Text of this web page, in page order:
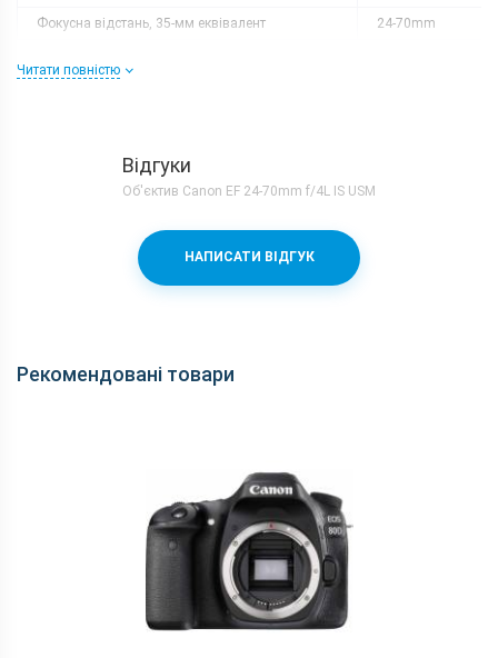
Фокусна відстань, 35-мм еквівалент 24-70mm
Характеристики та комплектацію товару виробник може
змінити без повідомлення.
Читати повністю
Відгуки
Об'єктив Canon EF 24-70mm f/4L IS USM
НАПИСАТИ ВІДГУК
Рекомендовані товари